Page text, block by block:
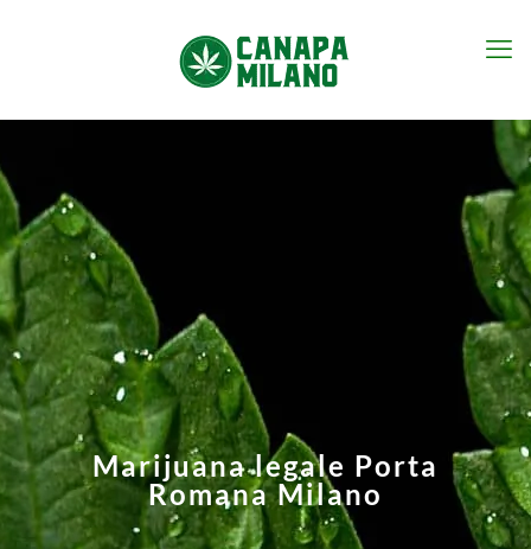
Marijuana legale Porta
Romana Milano